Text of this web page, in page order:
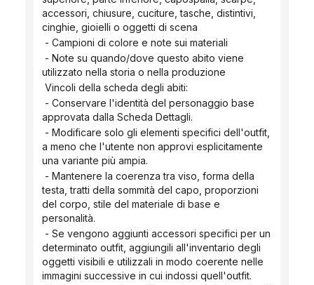
accessori, chiusure, cuciture, tasche, distintivi,
cinghie, gioielli o oggetti di scena
- Campioni di colore e note sui materiali
utilizzato nella storia o nella produzione
Vincoli della scheda degli abiti:
approvata dalla Scheda Dettagli.
a meno che l'utente non approvi esplicitamente
una variante più ampia.
testa, tratti della sommità del capo, proporzioni
del corpo, stile del materiale di base e
personalità.
determinato outfit, aggiungili all'inventario degli
oggetti visibili e utilizzali in modo coerente nelle
immagini successive in cui indossi quell'outfit.